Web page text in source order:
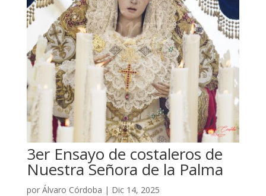
3er Ensayo de costaleros de
Nuestra Señora de la Palma
por Álvaro Córdoba | Dic 14, 2025